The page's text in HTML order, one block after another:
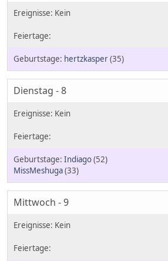
hertzkasper(35)
Dienstag - 8
Indiago(52)
MissMeshuga(33)
Mittwoch - 9